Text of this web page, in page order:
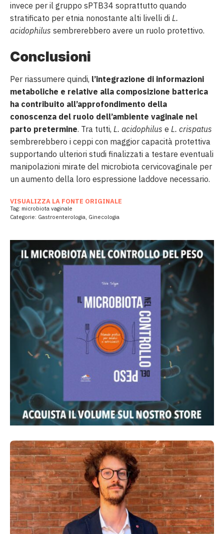
invece per il gruppo sPTB34 soprattutto quando
stratificato per etnia nonostante alti livelli di L.
acidophilus sembrerebbero avere un ruolo protettivo.
Conclusioni
Per riassumere quindi, l’integrazione di informazioni
metaboliche e relative alla composizione batterica
ha contribuito all’approfondimento della
conoscenza del ruolo dell’ambiente vaginale nel
parto pretermine. Tra tutti, L. acidophilus e L. crispatus
sembrerebbero i ceppi con maggior capacità protettiva
supportando ulteriori studi finalizzati a testare eventuali
manipolazioni mirate del microbiota cervicovaginale per
un aumento della loro espressione laddove necessario.
VISUALIZZA LA FONTE ORIGINALE
Tag: microbiota vaginale
Categorie: Gastroenterologia, Ginecologia